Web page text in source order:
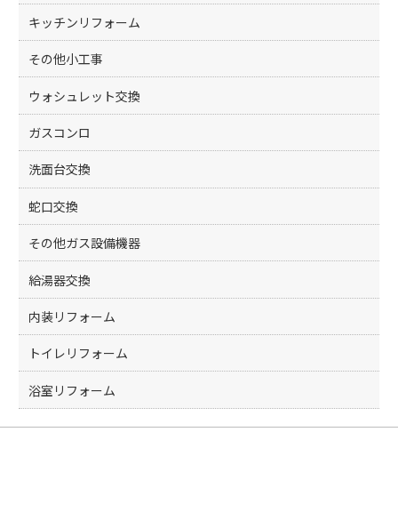
キッチンリフォーム
その他小工事
ウォシュレット交換
ガスコンロ
洗面台交換
蛇口交換
その他ガス設備機器
給湯器交換
内装リフォーム
トイレリフォーム
浴室リフォーム